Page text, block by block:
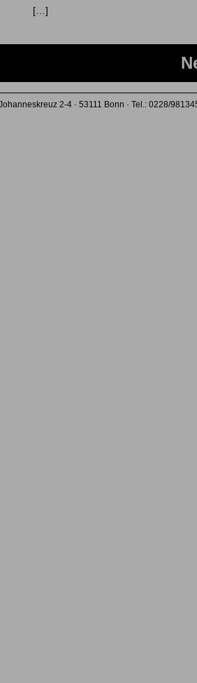
[…]
2-4 · 53111 Bonn · Tel.: 0228/